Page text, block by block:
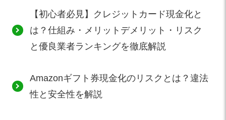
【初心者必見】クレジットカード現金化と
は？仕組み・メリットデメリット・リスク
と優良業者ランキングを徹底解説
Amazonギフト券現金化のリスクとは？違法
性と安全性を解説